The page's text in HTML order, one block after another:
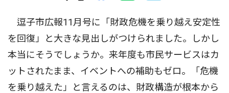
逗子市広報11月号に「財政危機を乗り越え安定性
を回復」と大きな見出しがつけられました。しかし
本当にそうでしょうか。来年度も市民サービスはカ
ットされたまま、イベントへの補助もゼロ。「危機
を乗り越えた」と言えるのは、財政構造が根本から